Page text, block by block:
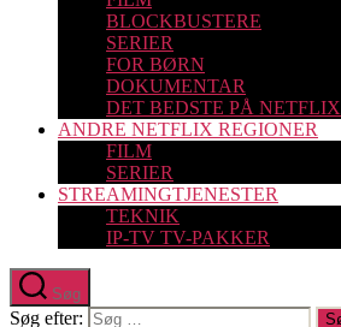
BLOCKBUSTERE
SERIER
FOR BØRN
DOKUMENTAR
DET BEDSTE PÅ NETFLIX
ANDRE NETFLIX REGIONER
FILM
SERIER
STREAMINGTJENESTER
TEKNIK
IP-TV TV-PAKKER
Søg
Søg efter: